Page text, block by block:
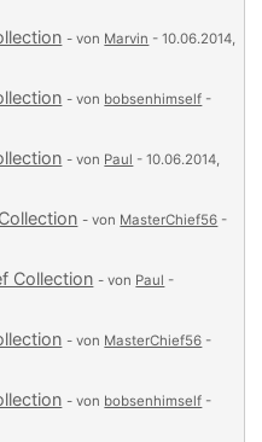
- von Marvin - 10.06.2014,
- von bobsenhimself -
- von Paul - 10.06.2014,
- von MasterChief56 -
Collection - von Paul -
- von MasterChief56 -
- von bobsenhimself -